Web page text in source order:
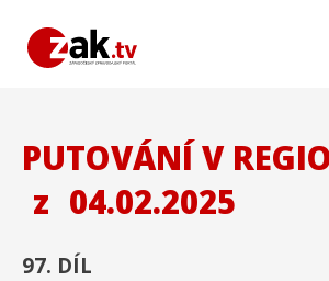
PUTOVÁNÍ V
z 04.02.2025
97. DÍL